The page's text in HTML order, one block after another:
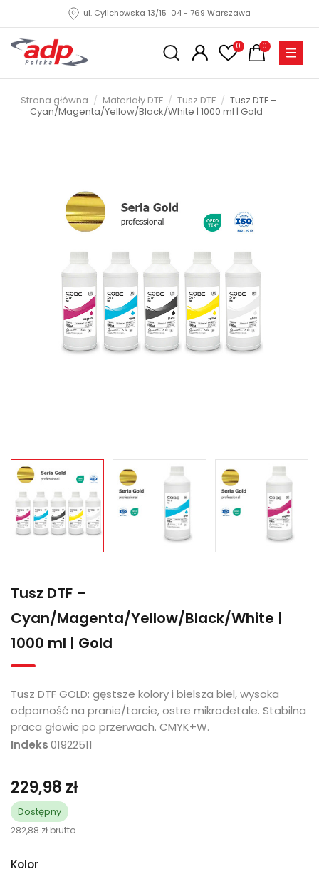
ul. Cylichowska 13/15 04 - 769 Warszawa
0 0
Strona główna Materiały DTF Tusz DTF
Tusz DTF –
Cyan/Magenta/Yellow/Black/White | 1000 ml | Gold
Tusz DTF –
Cyan/Magenta/Yellow/Black/White |
1000 ml | Gold
Tusz DTF GOLD: gęstsze kolory i bielsza biel, wysoka
odporność na pranie/tarcie, ostre mikrodetale. Stabilna
praca głowic po przerwach. CMYK+W.
Indeks01922511
229,98 zł
Dostępny
282,88 zł brutto
Kolor